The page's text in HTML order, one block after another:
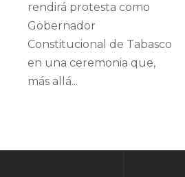
rendirá protesta como
Gobernador
Constitucional de Tabasco
en una ceremonia que,
más allá...